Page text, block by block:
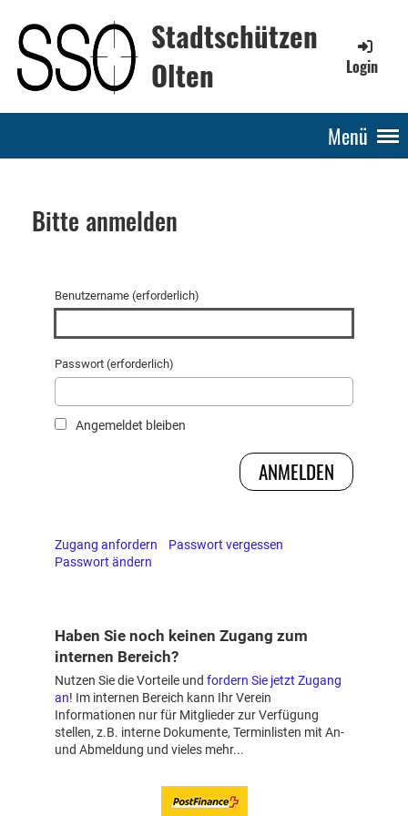
Stadtschützen
Olten
Login
Menü
Bitte anmelden
Benutzername (erforderlich)
Passwort (erforderlich)
Angemeldet bleiben
Zugang anfordern
Passwort vergessen
Passwort ändern
Haben Sie noch keinen Zugang zum
internen Bereich?
Nutzen Sie die Vorteile und fordern Sie jetzt Zugang
an! Im internen Bereich kann Ihr Verein
Informationen nur für Mitglieder zur Verfügung
stellen, z.B. interne Dokumente, Terminlisten mit An-
und Abmeldung und vieles mehr...